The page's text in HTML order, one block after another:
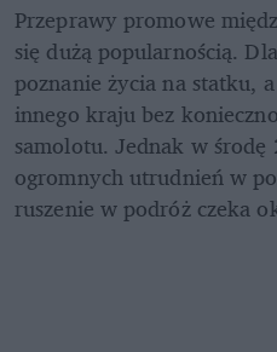
Przeprawy promowe
się dużą popularnością.
poznanie życia na statku,
innego kraju bez
samolotu. Jednak w środę
ogromnych utrudnień w
ruszenie w podróż czeka